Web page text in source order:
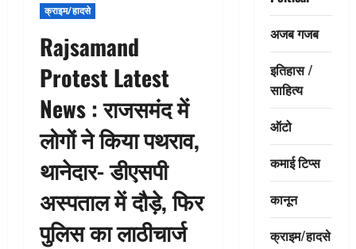
क्राइम/हादसे
Rajsamand
Protest Latest
News : राजसमंद में
लोगों ने किया पथराव,
थानेदार- डीएसपी
अस्पताल में दौड़े, फिर
पुलिस का लाठीचार्ज
अजब गजब
इतिहास /
साहित्य
ऑटो
कमाई टिप्स
कानून
क्राइम/हादसे